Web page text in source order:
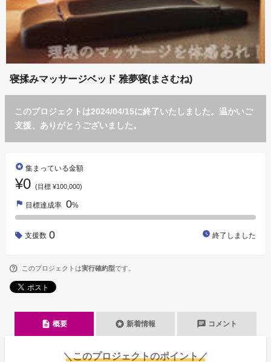
寝揉みマッサージベッド 雅夢寝(まさむね)
このプロジェクトは2024/04/15に終了いたしました。温かいご
支援、ありがとうございました。
stars 集まっている金額
¥0 (目標 ¥100,000)
flag 目標達成率 0%
支援数 0 watch_later 終了しました
このプロジェクトは実行確約型です。
description 概要 stars 新着情報 chat コメント
＼このプロジェクトのポイント／